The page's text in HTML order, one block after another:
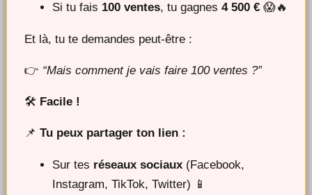
Si tu fais 100 ventes, tu gagnes 4 500 € 😱🔥
Et là, tu te demandes peut-être :
👉 “Mais comment je vais faire 100 ventes ?”
🛠 Facile !
📌 Tu peux partager ton lien :
Sur tes réseaux sociaux (Facebook,
Instagram, TikTok, Twitter) 📱